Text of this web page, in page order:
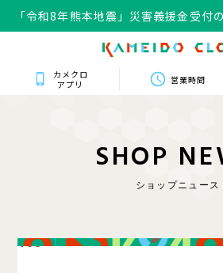
「令和8年熊本地震」災害義援金受付
カメクロ
アプリ
営業時間
SHOP NE
ショップニュース
408